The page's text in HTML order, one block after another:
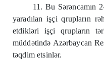
11. Bu Sərəncamın
yaradılan işçi qrupların
etdikləri işçi qrupların
müddətində Azərbaycan
təqdim etsinlər.